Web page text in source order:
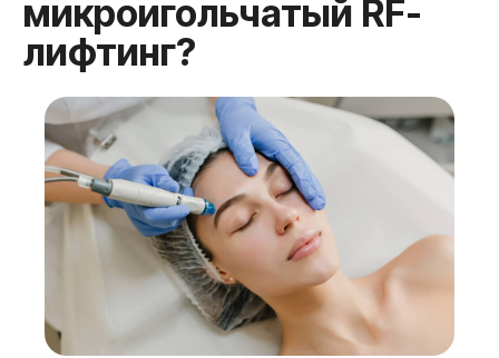
Почему выбираем
«Клинику красивой
кожи и тела»?